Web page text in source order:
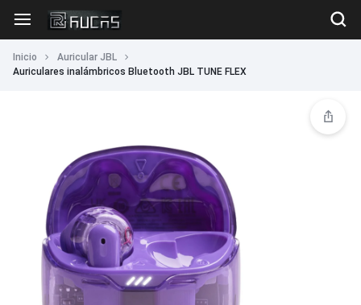
Inicio
Auricular JBL
Auriculares inalámbricos Bluetooth JBL TUNE FLEX